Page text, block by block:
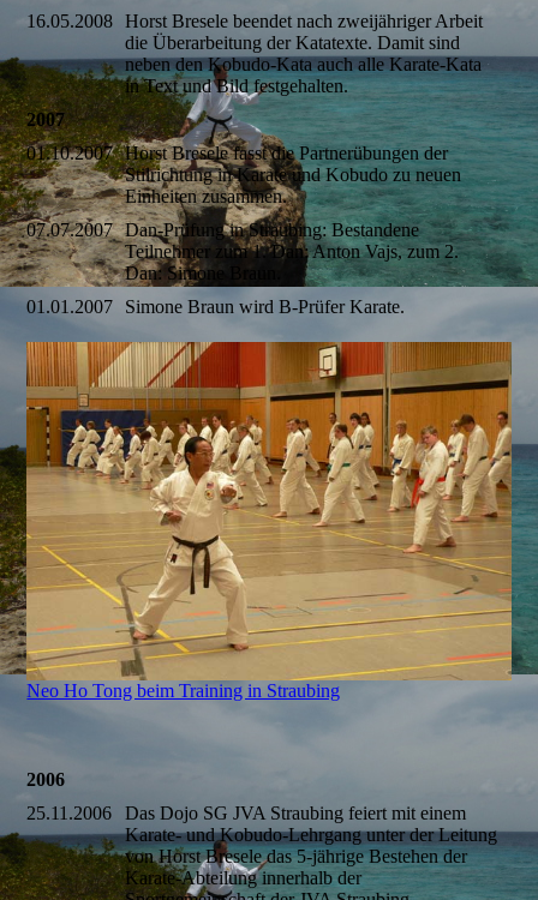
16.05.2008
Horst Bresele beendet nach zweijähriger Arbeit
die Überarbeitung der Katatexte. Damit sind
neben den Kobudo-Kata auch alle Karate-Kata
in Text und Bild festgehalten.
2007
01.10.2007 Horst Bresele fasst die Partnerübungen der
Stilrichtung in Karate und Kobudo zu neuen
Einheiten zusammen.
07.07.2007 Dan-Prüfung in Straubing: Bestandene
Teilnehmer zum 1. Dan: Anton Vajs, zum 2.
Dan: Simone Braun.
01.01.2007
Simone Braun wird B-Prüfer Karate.
Neo Ho Tong beim Training in Straubing
2006
25.11.2006
Das Dojo SG JVA Straubing feiert mit einem
Karate- und Kobudo-Lehrgang unter der Leitung
von Horst Bresele das 5-jährige Bestehen der
Karate-Abteilung innerhalb der